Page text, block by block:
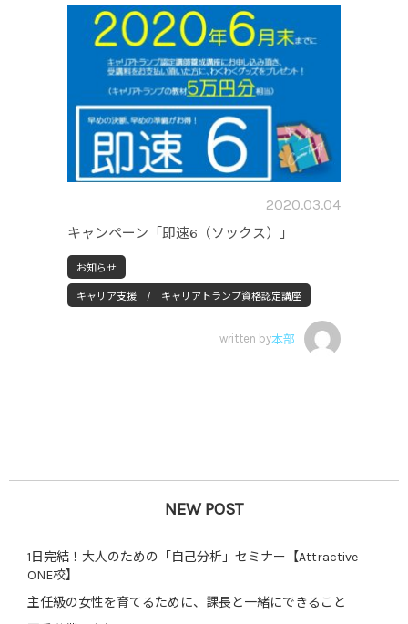
2020.03.04
キャンペーン「即速6（ソックス）」
お知らせ
キャリア支援 / キャリアトランプ資格認定講座
written by本部
NEW POST
1日完結！大人のための「自己分析」セミナー【Attractive
ONE校】
主任級の女性を育てるために、課長と一緒にできること